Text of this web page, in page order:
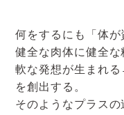
何をするにも「体が
健全な肉体に健全
軟な発想が生まれ
を創出する。
そのようなプラス